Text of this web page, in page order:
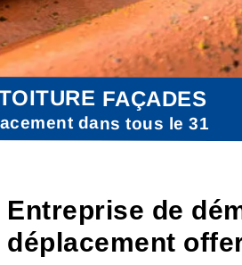
FAÇADES
dans tous le 31
Entreprise de
déplacement